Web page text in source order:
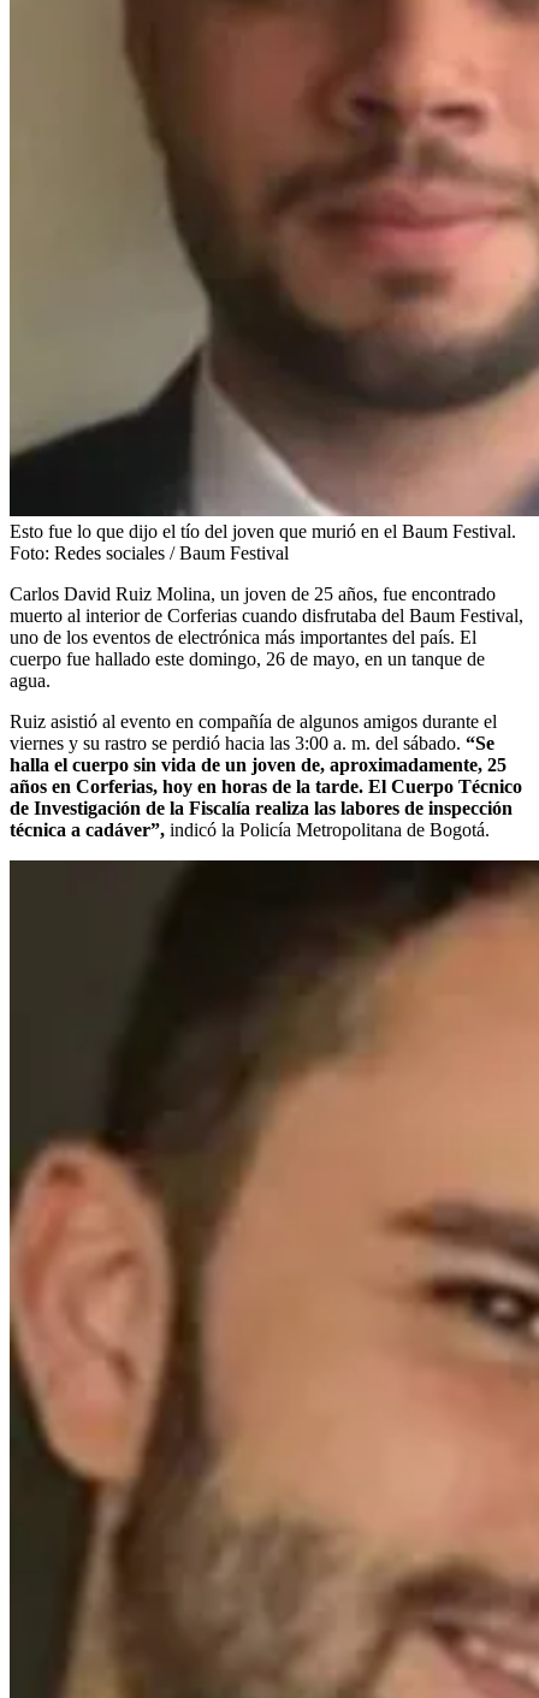
Esto fue lo que dijo el tío del joven que murió en el Baum Festival.
Foto: Redes sociales / Baum Festival
Carlos David Ruiz Molina, un joven de 25 años, fue encontrado
muerto al interior de Corferias cuando disfrutaba del Baum Festival,
uno de los eventos de electrónica más importantes del país. El
cuerpo fue hallado este domingo, 26 de mayo, en un tanque de
agua.
Ruiz asistió al evento en compañía de algunos amigos durante el
viernes y su rastro se perdió hacia las 3:00 a. m. del sábado. “Se
halla el cuerpo sin vida de un joven de, aproximadamente, 25
años en Corferias, hoy en horas de la tarde. El Cuerpo Técnico
de Investigación de la Fiscalía realiza las labores de inspección
técnica a cadáver”, indicó la Policía Metropolitana de Bogotá.